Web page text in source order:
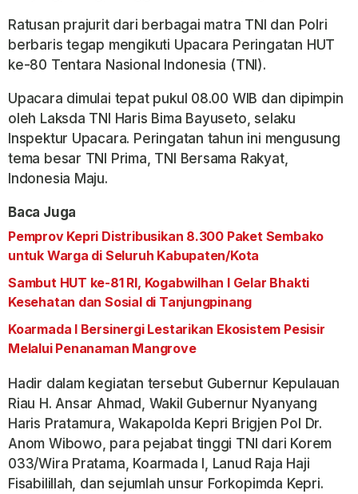
Ratusan prajurit dari berbagai matra TNI dan Polri
berbaris tegap mengikuti Upacara Peringatan HUT
ke-80 Tentara Nasional Indonesia (TNI).
Upacara dimulai tepat pukul 08.00 WIB dan dipimpin
oleh Laksda TNI Haris Bima Bayuseto, selaku
Inspektur Upacara. Peringatan tahun ini mengusung
tema besar TNI Prima, TNI Bersama Rakyat,
Indonesia Maju.
Baca Juga
Pemprov Kepri Distribusikan 8.300 Paket Sembako
untuk Warga di Seluruh Kabupaten/Kota
Sambut HUT ke-81 RI, Kogabwilhan I Gelar Bhakti
Kesehatan dan Sosial di Tanjungpinang
Koarmada I Bersinergi Lestarikan Ekosistem Pesisir
Melalui Penanaman Mangrove
Hadir dalam kegiatan tersebut Gubernur Kepulauan
Riau H. Ansar Ahmad, Wakil Gubernur Nyanyang
Haris Pratamura, Wakapolda Kepri Brigjen Pol Dr.
Anom Wibowo, para pejabat tinggi TNI dari Korem
033/Wira Pratama, Koarmada I, Lanud Raja Haji
Fisabilillah, dan sejumlah unsur Forkopimda Kepri.